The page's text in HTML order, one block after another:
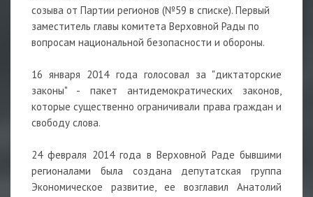
созыва от Партии регионов (№59 в списке). Первый
заместитель главы комитета Верховной Рады по
вопросам национальной безопасности и обороны.
16 января 2014 года голосовал за "диктаторские
законы" - пакет антидемократических законов,
которые существенно ограничивали права граждан и
свободу слова.
24 февраля 2014 года в Верховной Раде бывшими
регионалами была создана депутатская группа
Экономическое развитие, ее возглавил Анатолий